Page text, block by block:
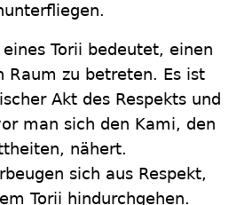
Torii bedeutet, einen
Raum zu betreten. Es ist
Akt des Respekts und
man sich den Kami, den
nähert.
sich aus Respekt,
Torii hindurchgehen.